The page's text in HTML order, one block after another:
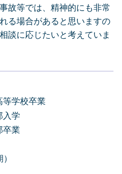
故等では、精神的にも非常
る場合があると思いますの
談に応じたいと考えていま
等学校卒業
入学
卒業